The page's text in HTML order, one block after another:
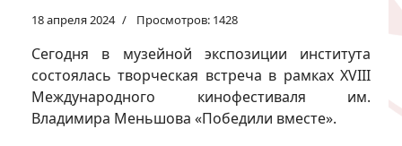
18 апреля 2024 Просмотров: 1428
Сегодня в музейной экспозиции института
состоялась творческая встреча в рамках XVIII
Международного кинофестиваля им.
Владимира Меньшова «Победили вместе».